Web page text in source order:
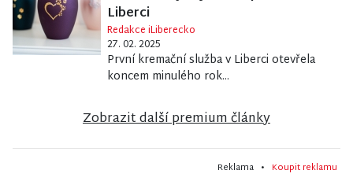
Liberci
Redakce iLiberecko
27. 02. 2025
První kremační služba v Liberci otevřela
koncem minulého rok...
Zobrazit další premium články
Reklama • Koupit reklamu